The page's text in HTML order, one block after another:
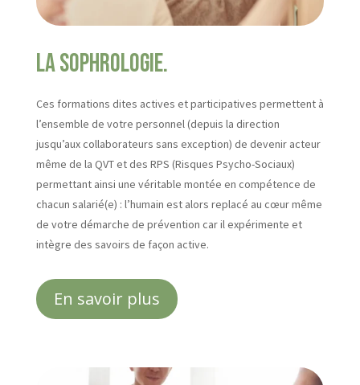
La Sophrologie.
Ces formations dites actives et participatives permettent à
l’ensemble de votre personnel (depuis la direction
jusqu’aux collaborateurs sans exception) de devenir acteur
même de la QVT et des RPS (Risques Psycho-Sociaux)
permettant ainsi une véritable montée en compétence de
chacun salarié(e) : l’humain est alors replacé au cœur même
de votre démarche de prévention car il expérimente et
intègre des savoirs de façon active.
En savoir plus